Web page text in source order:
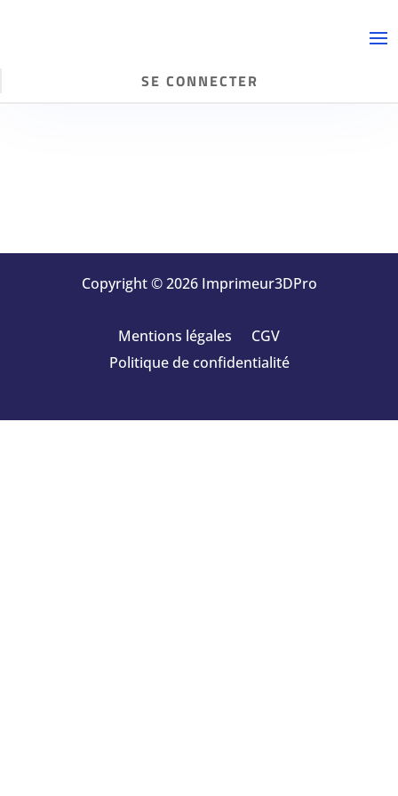
SE CONNECTER
Copyright © 2026 Imprimeur3DPro
Mentions légales
CGV
Politique de confidentialité